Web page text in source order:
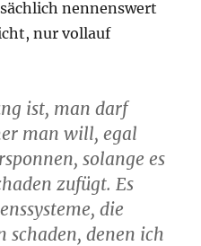
nennenswert
nur vollauf
ist, man darf
man will, egal
solange es
zufügt. Es
die
schaden, denen ich